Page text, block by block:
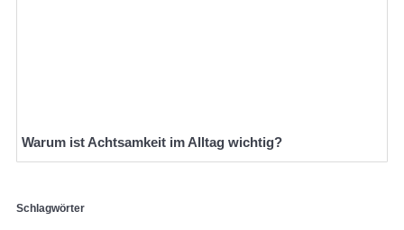
Warum ist Achtsamkeit im Alltag wichtig?
Schlagwörter